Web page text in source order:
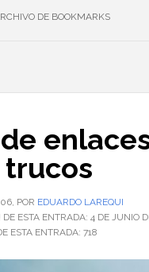
DE BOOKMARKS
, POR EDUARDO LAREQUI
ESTA ENTRADA: 4 DE JUNIO
ESTA ENTRADA: 718